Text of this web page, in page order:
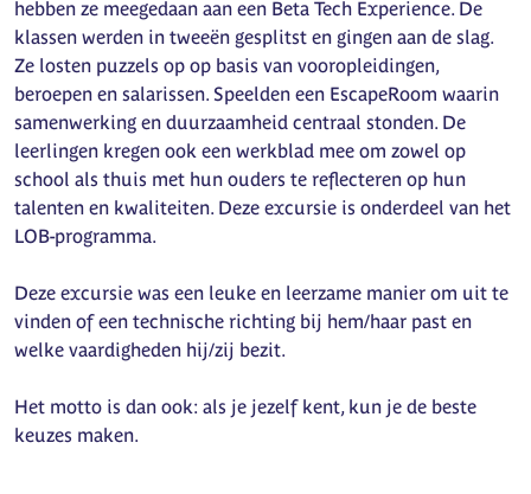
hebben ze meegedaan aan een Beta Tech Experience. De
klassen werden in tweeën gesplitst en gingen aan de slag.
Ze losten puzzels op op basis van vooropleidingen,
beroepen en salarissen. Speelden een EscapeRoom waarin
samenwerking en duurzaamheid centraal stonden. De
leerlingen kregen ook een werkblad mee om zowel op
school als thuis met hun ouders te reflecteren op hun
talenten en kwaliteiten. Deze excursie is onderdeel van het
LOB-programma.
Deze excursie was een leuke en leerzame manier om uit te
vinden of een technische richting bij hem/haar past en
welke vaardigheden hij/zij bezit.
Het motto is dan ook: als je jezelf kent, kun je de beste
keuzes maken.